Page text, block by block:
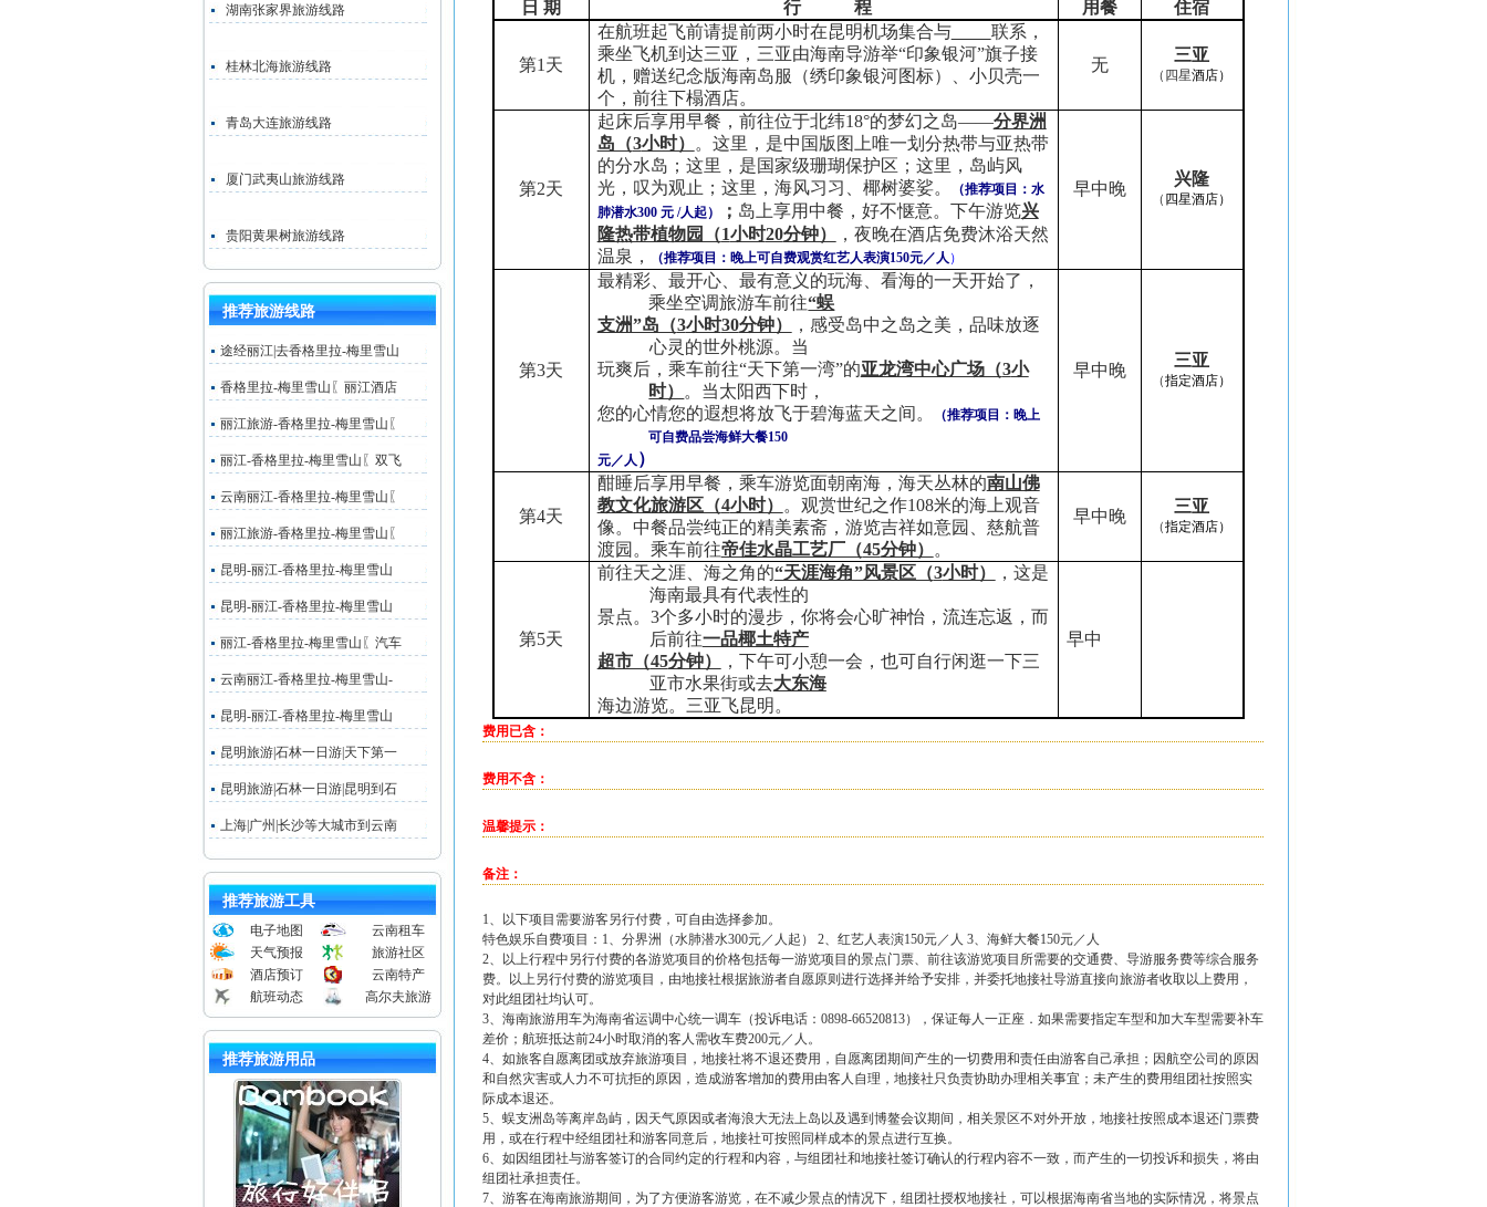
湖南张家界旅游线路
桂林北海旅游线路
青岛大连旅游线路
厦门武夷山旅游线路
贵阳黄果树旅游线路
推荐旅游线路
途经丽江|去香格里拉-梅里雪山
香格里拉-梅里雪山〖丽江酒店
丽江旅游-香格里拉-梅里雪山〖
丽江-香格里拉-梅里雪山〖双飞
云南丽江-香格里拉-梅里雪山〖
丽江旅游-香格里拉-梅里雪山〖
昆明-丽江-香格里拉-梅里雪山
昆明-丽江-香格里拉-梅里雪山
丽江-香格里拉-梅里雪山〖汽车
云南丽江-香格里拉-梅里雪山-
昆明-丽江-香格里拉-梅里雪山
昆明旅游|石林一日游|天下第一
昆明旅游|石林一日游|昆明到石
上海|广州|长沙等大城市到云南
推荐旅游工具
电子地图
云南租车
天气预报
旅游社区
酒店预订
云南特产
航班动态
高尔夫旅游
推荐旅游用品
日 期 行 程 用餐 住宿
第1 天
在航班起飞前请提前两小时在昆明机场集合与
联系，
乘坐飞机到达三亚，三亚由海南导游举“印象银河”旗子接
机，赠送纪念版海南岛服（绣印象银河图标）、小贝壳一
个，前往下榻酒店。
无
三亚
（四星酒店）
第2天
起床后享用早餐，前往位于北纬18°的梦幻之岛——分界洲
岛（3小时）
。这里，是中国版图上唯一划分热带与亚热带
的分水岛；这里，是国家级珊瑚保护区；这里，岛屿风
光，叹为观止；这里，海风习习、椰树婆娑。
（推荐项目：水
肺潜水300 元/人起） ； 岛上享用中餐，好不惬意。下午游览兴
隆热带植物园（1小时20分钟）
，夜晚在酒店免费沐浴天然
温泉，
（推荐项目：晚上可自费观赏红艺人表演150元／人 ）
早中晚
兴隆
（ 四星酒店）
第3天
最精彩、最开心、最有意义的玩海、看海的一天开始了，
乘坐空调旅游车前往“蜈
支洲”岛（3小时30分钟）
，感受岛中之岛之美，品味放逐
心灵的世外桃源。当
玩爽后，乘车前往“天下第一湾”的亚龙湾中心广场（3小
时） 。当太阳西下时，
您的心情您的遐想将放飞于碧海蓝天之间。
（推荐项目：晚上
可自费品尝海鲜大餐150
元／人 ）
早中晚
三亚
（指定酒店）
第4天
酣睡后享用早餐，乘车游览面朝南海，海天丛林的南山佛
教文化旅游区（4小时） 。观赏世纪之作108米的海上观音
像。中餐品尝纯正的精美素斋，游览吉祥如意园、慈航普
渡园。乘车前往帝佳水晶工艺厂（45分钟） 。
早中晚
三亚
（指定酒店）
第5天
前往天之涯、海之角的“天涯海角”风景区（3小时）
，这是
海南最具有代表性的
景点。 3个多小时的漫步，你将会心旷神怡，流连忘返，而
后前往一品椰土特产
超市（45分钟）
，下午可小憩一会，也可自行闲逛一下三
亚市水果街或去大东海
海边游览。三亚飞昆明。
早中
费用已含：
费用不含：
温馨提示：
备注：
1、以下项目需要游客另行付费，可自由选择参加。
特色娱乐自费项目：1、分界洲（水肺潜水300元／人起） 2、红艺人表演150元／人 3、海鲜大餐150元／人
2、以上行程中另行付费的各游览项目的价格包括每一游览项目的景点门票、前往该游览项目所需要的交通费、导游服务费等综合服务
费。以上另行付费的游览项目，由地接社根据旅游者自愿原则进行选择并给予安排，并委托地接社导游直接向旅游者收取以上费用，
对此组团社均认可。
3、海南旅游用车为海南省运调中心统一调车（投诉电话：0898-66520813），保证每人一正座．如果需要指定车型和加大车型需要补车
差价；航班抵达前24小时取消的客人需收车费200元／人。
4、如旅客自愿离团或放弃旅游项目，地接社将不退还费用，自愿离团期间产生的一切费用和责任由游客自己承担；因航空公司的原因
和自然灾害或人力不可抗拒的原因，造成游客增加的费用由客人自理，地接社只负责协助办理相关事宜；未产生的费用组团社按照实
际成本退还。
5、蜈支洲岛等离岸岛屿，因天气原因或者海浪大无法上岛以及遇到博鳌会议期间，相关景区不对外开放，地接社按照成本退还门票费
用，或在行程中经组团社和游客同意后，地接社可按照同样成本的景点进行互换。
6、如因组团社与游客签订的合同约定的行程和内容，与组团社和地接社签订确认的行程内容不一致，而产生的一切投诉和损失，将由
组团社承担责任。
7、游客在海南旅游期间，为了方便游客游览，在不减少景点的情况下，组团社授权地接社，可以根据海南省当地的实际情况，将景点